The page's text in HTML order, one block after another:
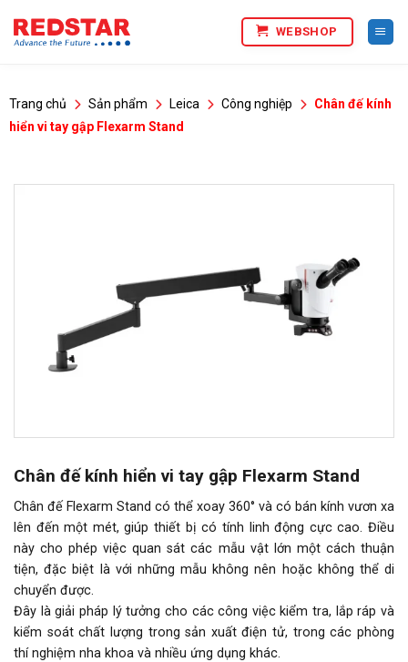
qua
WEBSHOP
Trang chủ Sản phẩm Leica Công nghiệp
Chân đế kính
hiển vi tay gập Flexarm Stand
Chân đế kính hiển vi tay gập Flexarm Stand
Chân đế Flexarm Stand có thể xoay 360° và có bán kính vươn xa
lên đến một mét, giúp thiết bị có tính linh động cực cao. Điều
này cho phép việc quan sát các mẫu vật lớn một cách thuận
tiện, đặc biệt là với những mẫu không nên hoặc không thể di
chuyển được.
Đây là giải pháp lý tưởng cho các công việc kiểm tra, lắp ráp và
kiểm soát chất lượng trong sản xuất điện tử, trong các phòng
thí nghiệm nha khoa và nhiều ứng dụng khác.